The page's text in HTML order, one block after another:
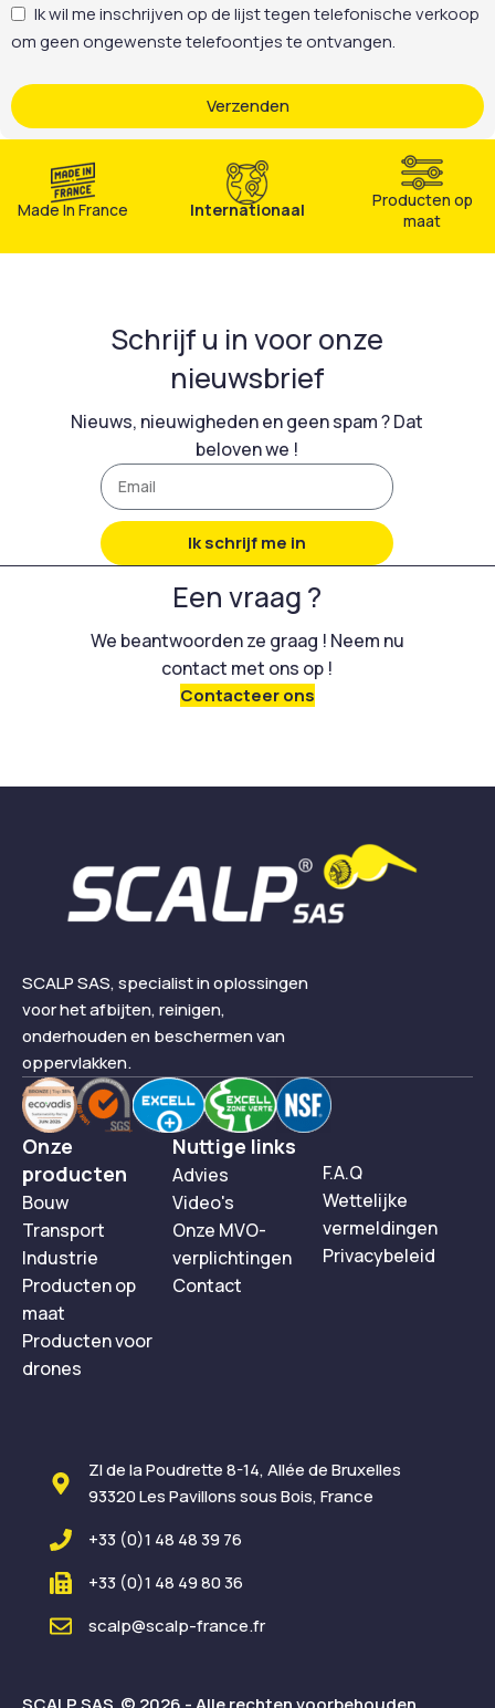
Ik wil me inschrijven op de lijst tegen telefonische verkoop
om geen ongewenste telefoontjes te ontvangen.
Verzenden
Made In France Internationaal
Producten op
maat
Schrijf u in voor onze
nieuwsbrief
Nieuws, nieuwigheden en geen spam ? Dat
beloven we !
Ik schrijf me in
Een vraag ?
We beantwoorden ze graag ! Neem nu
contact met ons op !
Contacteer ons
SCALP SAS, specialist in oplossingen
voor het afbijten, reinigen,
onderhouden en beschermen van
oppervlakken.
Onze
producten
Bouw
Transport
Industrie
Producten op
maat
Producten voor
drones
Nuttige links
Advies
Video's
Onze MVO-
verplichtingen
Contact
F.A.Q
Wettelijke
vermeldingen
Privacybeleid
ZI de la Poudrette 8-14, Allée de Bruxelles
93320 Les Pavillons sous Bois, France
+33 (0)1 48 48 39 76
+33 (0)1 48 49 80 36
scalp@scalp-france.fr